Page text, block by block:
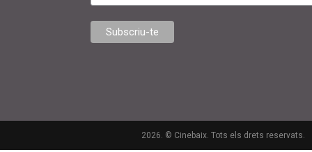
2026. © Cinebaix. Tots els drets reservats.